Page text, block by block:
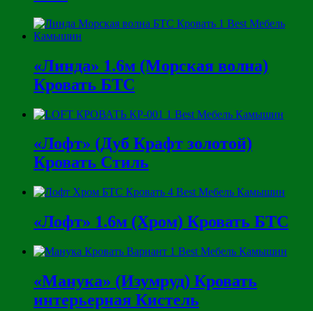
«Линда» 1.6м (Морская волна)
Кровать БТС
«Лофт» (Дуб Крафт золотой)
Кровать Стиль
«Лофт» 1.6м (Хром) Кровать БТС
«Манука» (Изумруд) Кровать
интерьерная Кистель